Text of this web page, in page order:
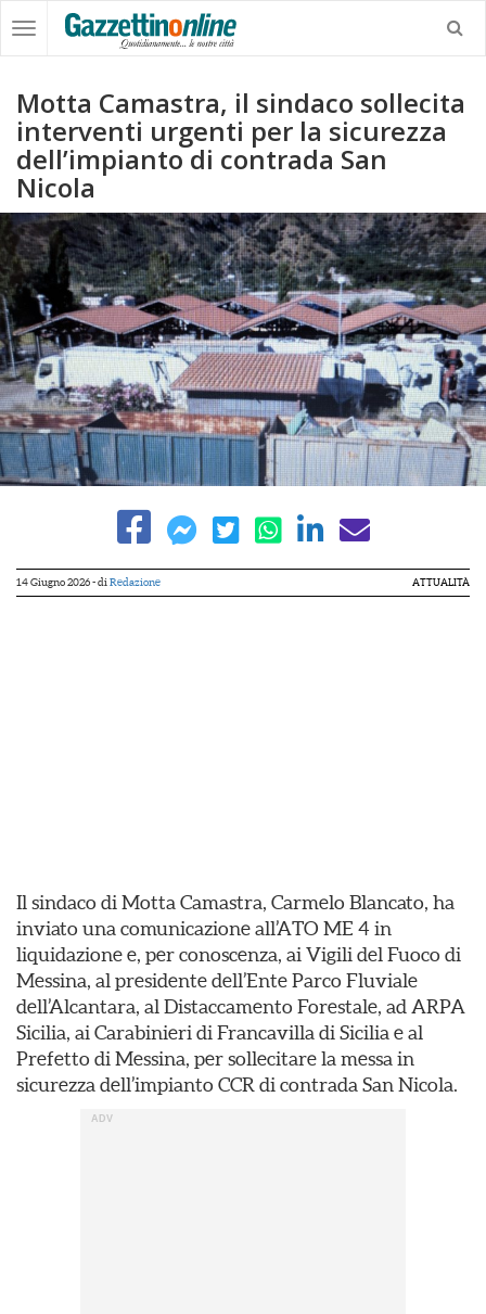
Motta Camastra, il sindaco sollecita
interventi urgenti per la sicurezza
dell’impianto di contrada San
Nicola
14 Giugno 2026- di Redazione ATTUALITÀ
Il sindaco di Motta Camastra, Carmelo Blancato, ha
inviato una comunicazione all’ATO ME 4 in
liquidazione e, per conoscenza, ai Vigili del Fuoco di
Messina, al presidente dell’Ente Parco Fluviale
dell’Alcantara, al Distaccamento Forestale, ad ARPA
Sicilia, ai Carabinieri di Francavilla di Sicilia e al
Prefetto di Messina, per sollecitare la messa in
sicurezza dell’impianto CCR di contrada San Nicola.